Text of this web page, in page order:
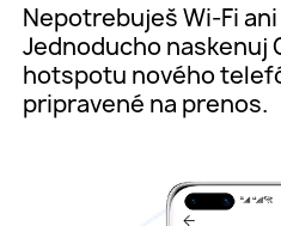
Nepotrebuješ Wi-Fi
Jednoducho naskenuj
hotspotu nového
pripravené na prenos.